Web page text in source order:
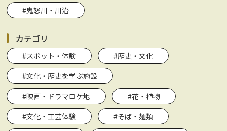
#鬼怒川・川治
カテゴリ
#スポット・体験
#歴史・文化
#文化・歴史を学ぶ施設
#映画・ドラマロケ地
#花・植物
#文化・工芸体験
#そば・麺類